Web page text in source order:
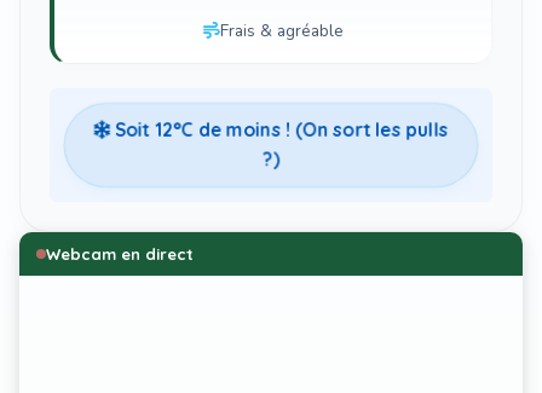
Frais & agréable
Soit 12°C de moins ! (On sort les pulls
?)
Webcam en direct